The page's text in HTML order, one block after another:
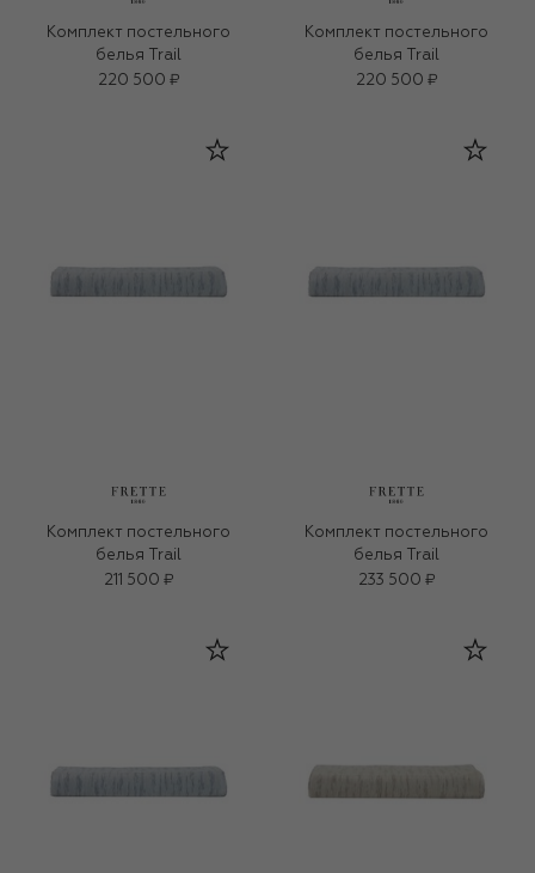
Комплект постельного
белья Trail
220 500 ₽
Комплект постельного
белья Trail
220 500 ₽
Комплект постельного
белья Trail
211 500 ₽
Комплект постельного
белья Trail
233 500 ₽